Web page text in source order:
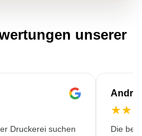
unserer
Druckerei suchen
★★
Die